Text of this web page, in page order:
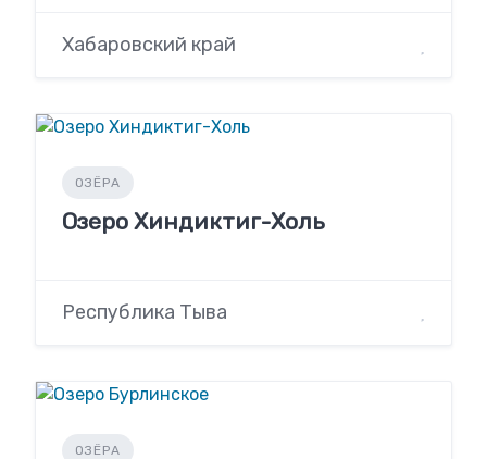
Хабаровский край
ОЗЁРА
Озеро Хиндиктиг-Холь
Республика Тыва
ОЗЁРА